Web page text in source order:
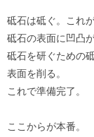
砥石は砥ぐ。これ
砥石の表面に凹凸
砥石を研ぐための
表面を削る。
これで準備完了。
ここからが本番。